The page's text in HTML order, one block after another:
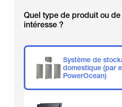
Quel type de produit ou
intéresse ?
Système de
domestique (par
PowerOcean)